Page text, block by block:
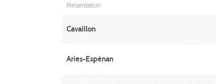
Présentation
Cavaillon
Aries-Espénan